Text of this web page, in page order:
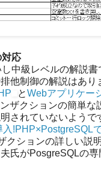
対応
中級レベルの解説
他制御の解説はあり
とWebアプリケー
ザクションの簡単な
されていないようで
!PHP×PostgreSQL
クションの詳しい説
氏がPosgreSQLの